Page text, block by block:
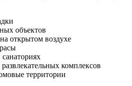
объектов
открытом воздухе
комплексов
территории